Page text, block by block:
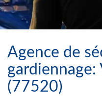
Agence de
gardiennage:
(77520)